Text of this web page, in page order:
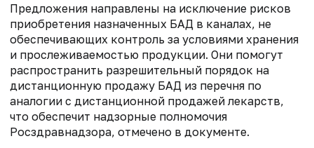
Предложения направлены на исключение рисков
приобретения назначенных БАД в каналах, не
обеспечивающих контроль за условиями хранения
и прослеживаемостью продукции. Они помогут
распространить разрешительный порядок на
дистанционную продажу БАД из перечня по
аналогии с дистанционной продажей лекарств,
что обеспечит надзорные полномочия
Росздравнадзора, отмечено в документе.